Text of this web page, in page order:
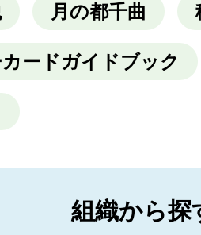
月04日
月の都千曲
ードガイドブック
組織から探